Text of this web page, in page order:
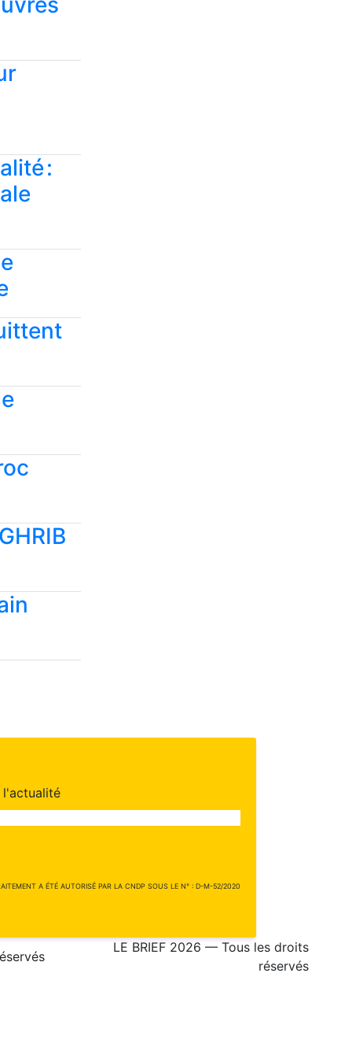
:
l'actualité
A ÉTÉ AUTORISÉ PAR LA CNDP SOUS LE N° : D-M-52/2020
LE BRIEF 2026 — Tous les droits
réservés